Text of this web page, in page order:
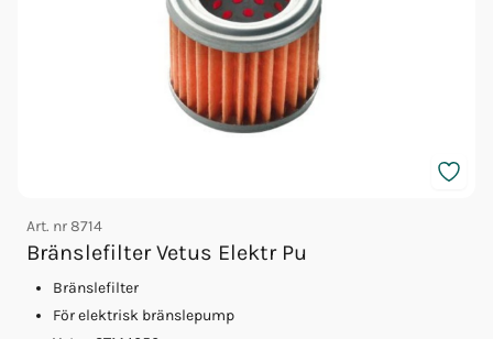
Art. nr8714
Bränslefilter Vetus Elektr Pu
Bränslefilter
För elektrisk bränslepump